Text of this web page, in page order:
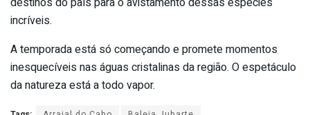
incríveis.
A temporada está só começando e promete momentos
inesquecíveis nas águas cristalinas da região. O espetáculo
da natureza está a todo vapor.